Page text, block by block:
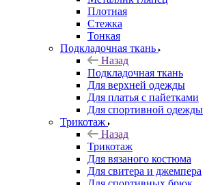
Плотная
Стежка
Тонкая
Подкладочная ткань
Назад
Подкладочная ткань
Для верхней одежды
Для платья с пайетками
Для спортивной одежды
Трикотаж
Назад
Трикотаж
Для вязаного костюма
Для свитера и джемпера